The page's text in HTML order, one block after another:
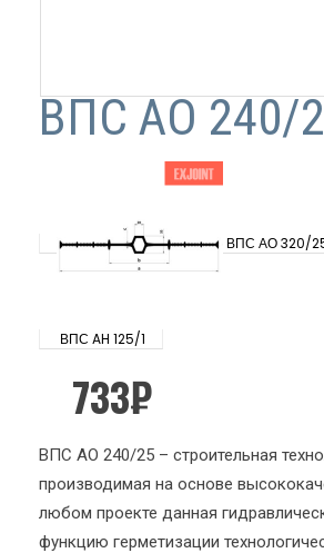
ВПС АО 240/
ВПС АО 320/
ВПС AH 125/1
733₽
ВПС АО 240/25 – строительная
производимая на основе
любом проекте данная
функцию герметизации